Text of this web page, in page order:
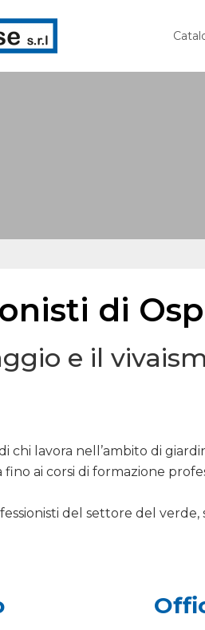
di
e il
chi lavora nell’ambito di
ai corsi di formazione
del settore del